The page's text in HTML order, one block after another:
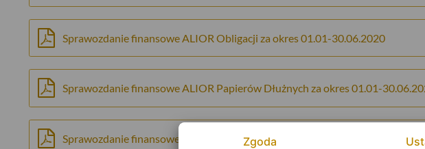
Sprawozdanie finansowe ALIOR Obligacji za okres 01.01-30.06.2020
Sprawozdanie finansowe ALIOR Papierów Dłużnych za okres 01.01-
Sprawozdanie finansowe ALIOR Oszczędnościowy za okres 01.01-
Zgoda